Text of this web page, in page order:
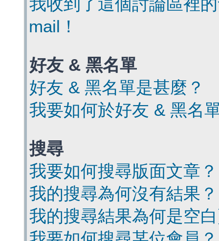
我收到了這個討論區裡
mail！
好友 & 黑名單
好友 & 黑名單是甚麼？
我要如何於好友 & 黑名
搜尋
我要如何搜尋版面文章？
我的搜尋為何沒有結果？
我的搜尋結果為何是空